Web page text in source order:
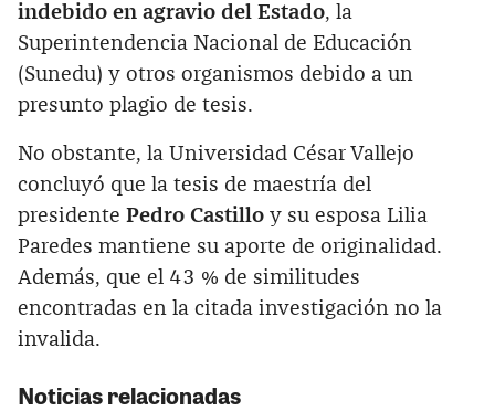
indebido en agravio del Estado, la
Superintendencia Nacional de Educación
(Sunedu) y otros organismos debido a un
presunto plagio de tesis.
No obstante, la Universidad César Vallejo
concluyó que la tesis de maestría del
presidente Pedro Castillo y su esposa Lilia
Paredes mantiene su aporte de originalidad.
Además, que el 43 % de similitudes
encontradas en la citada investigación no la
invalida.
Noticias relacionadas